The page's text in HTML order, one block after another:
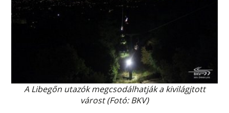
A Libegőn utazók megcsodálhatják a kivilágjtott
várost (Fotó: BKV)